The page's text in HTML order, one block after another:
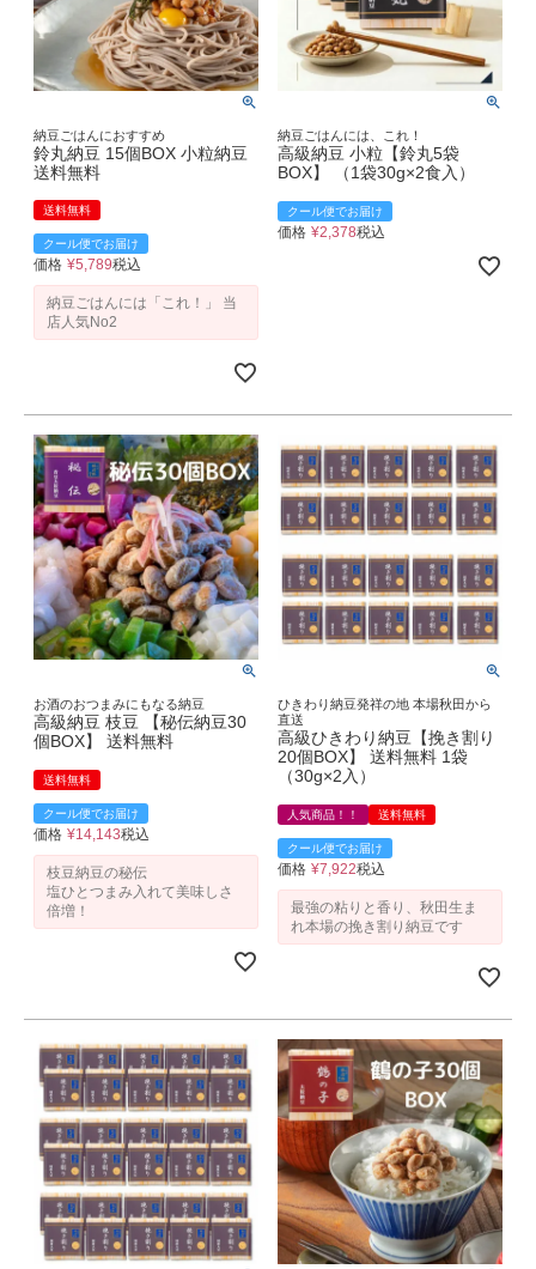
納豆ごはんにおすすめ
鈴丸納豆 15個BOX 小粒納豆
送料無料
送料無料
クール便でお届け
価格 ¥5,789税込
納豆ごはんには「これ！」 当
店人気No2
納豆ごはんには、これ！
高級納豆 小粒【鈴丸5袋
BOX】 （1袋30g×2食入）
クール便でお届け
価格 ¥2,378税込
お酒のおつまみにもなる納豆
高級納豆 枝豆 【秘伝納豆30
個BOX】 送料無料
送料無料
クール便でお届け
価格 ¥14,143税込
枝豆納豆の秘伝
塩ひとつまみ入れて美味しさ
倍増！
ひきわり納豆発祥の地 本場秋田から
直送
高級ひきわり納豆【挽き割り
20個BOX】 送料無料 1袋
（30g×2入）
人気商品！！ 送料無料
クール便でお届け
価格 ¥7,922税込
最強の粘りと香り、秋田生ま
れ本場の挽き割り納豆です